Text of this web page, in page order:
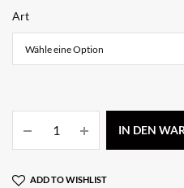
Art
IN DEN
ADD TO WISHLIST